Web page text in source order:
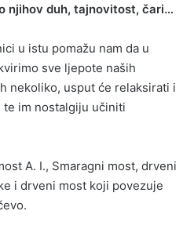
njihov duh, tajnovitost, čari…
u istu pomažu nam da u
sve ljepote naših
nekoliko, usput će relaksirati i
te im nostalgiju učiniti
A. I., Smaragni most, drveni
i drveni most koji povezuje